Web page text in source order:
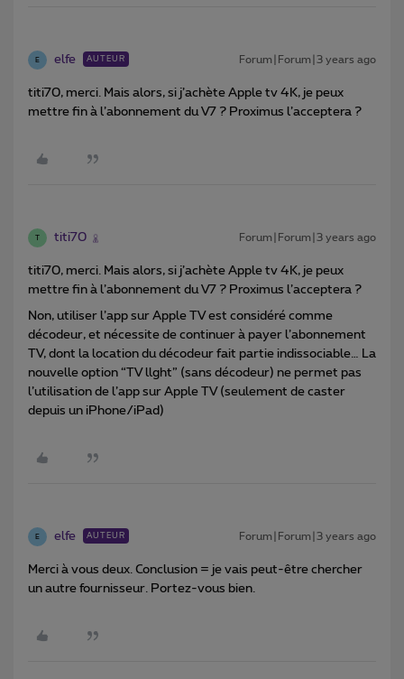
E elfe AUTEUR Forum|Forum|3 years ago
titi70, merci. Mais alors, si j’achète Apple tv 4K, je peux
mettre fin à l’abonnement du V7 ? Proximus l’acceptera ?
T titi70 Forum|Forum|3 years ago
titi70, merci. Mais alors, si j’achète Apple tv 4K, je peux
mettre fin à l’abonnement du V7 ? Proximus l’acceptera ?
Non, utiliser l’app sur Apple TV est considéré comme
décodeur, et nécessite de continuer à payer l’abonnement
TV, dont la location du décodeur fait partie indissociable… La
nouvelle option “TV llght” (sans décodeur) ne permet pas
l’utilisation de l’app sur Apple TV (seulement de caster
depuis un iPhone/iPad)
E elfe AUTEUR Forum|Forum|3 years ago
Merci à vous deux. Conclusion = je vais peut-être chercher
un autre fournisseur. Portez-vous bien.